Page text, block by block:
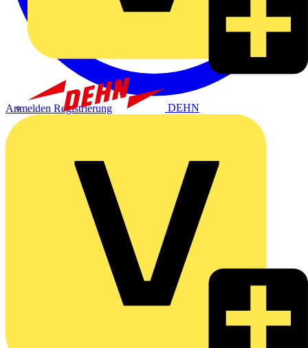
DEHN
Anmelden Registrierung